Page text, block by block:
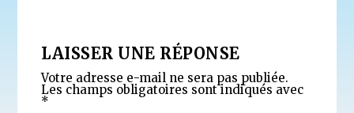
LAISSER UNE RÉPONSE
Votre adresse e-mail ne sera pas publiée.
Les champs obligatoires sont indiqués avec
*